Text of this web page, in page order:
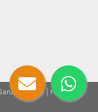
- 2021 | Her hakkı